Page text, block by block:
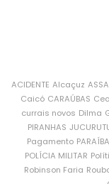
ACIDENTE Alcaçuz
Caicó CARAÚBAS
currais novos Dilma
PIRANHAS
Pagamento PARAÍBA
POLÍCIA MILITAR
Robinson Faria